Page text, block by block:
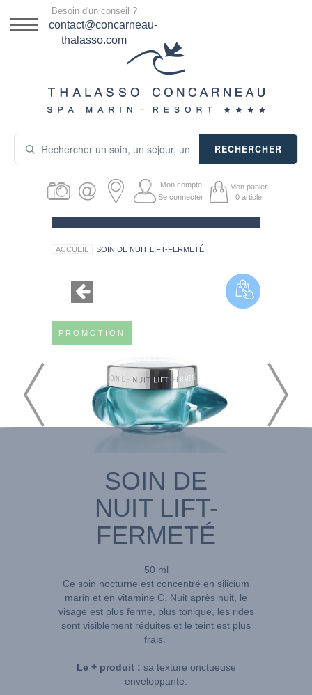
DESTINATION
SÉJOURS THALASSO
PRODUITS COSMÉTIQUES
GUIDE CADEAUX
Besoin d'un conseil ?
contact@concarneau-
thalasso.com
RECHERCHER
Mon compte
Se connecter
Mon panier
0 article
ACCUEIL SOIN DE NUIT LIFT-FERMETÉ
PROMOTION
SOIN DE
NUIT LIFT-
FERMETÉ
50 ml
Ce soin nocturne est concentré en silicium
marin et en vitamine C. Nuit après nuit, le
visage est plus ferme, plus tonique, les rides
sont visiblement réduites et le teint est plus
frais.
Le + produit : sa texture onctueuse
enveloppante.